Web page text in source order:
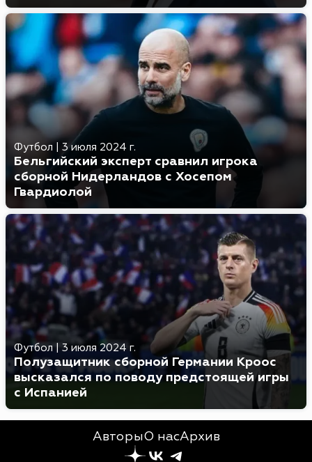
Футбол 3 июля 2024 г.
Бельгийский эксперт сравнил игрока
сборной Нидерландов с Хосепом
Гвардиолой
Футбол | 3 июля 2024 г.
Полузащитник сборной Германии Кроос
высказался по поводу предстоящей игры
с Испанией
АвторыО насАрхив